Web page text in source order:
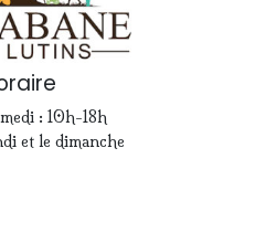
: 10h-18h
et le dimanche